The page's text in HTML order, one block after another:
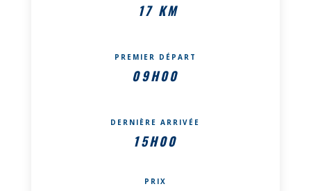
17 KM
PREMIER DÉPART
09H00
DERNIÈRE ARRIVÉE
15H00
PRIX